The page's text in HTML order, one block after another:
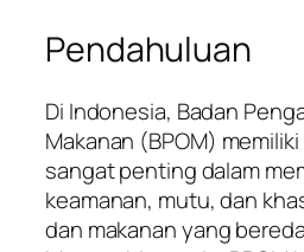
Pendahuluan
Di Indonesia, Badan
Makanan (BPOM)
sangat penting dalam
keamanan, mutu, dan
dan makanan yang